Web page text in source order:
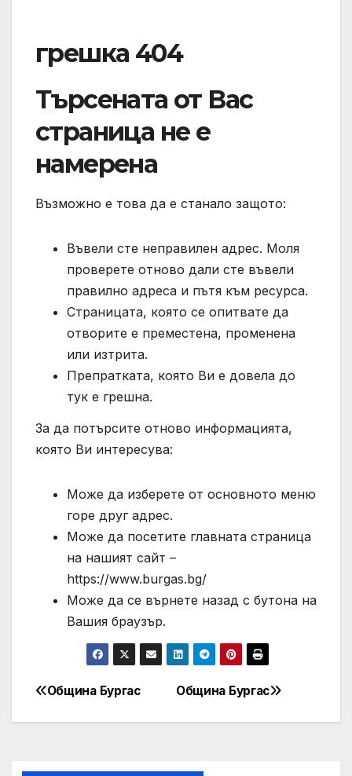
грешка 404
Търсената от Вас
страница не е
намерена
Възможно е това да е станало защото:
Въвели сте неправилен адрес. Моля
проверете отново дали сте въвели
правилно адреса и пътя към ресурса.
Страницата, която се опитвате да
отворите е преместена, променена
или изтрита.
Препратката, която Ви е довела до
тук е грешна.
За да потърсите отново информацията,
която Ви интересува:
Може да изберете от основното меню
горе друг адрес.
Може да посетите главната страница
на нашият сайт –
https://www.burgas.bg/
Може да се върнете назад с бутона на
Вашия браузър.
Post
navigation
Община Бургас
Община Бургас